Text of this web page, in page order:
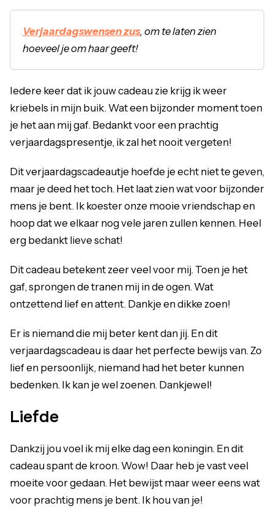
Verjaardagswensen zus, om te laten zien
hoeveel je om haar geeft!
Iedere keer dat ik jouw cadeau zie krijg ik weer
kriebels in mijn buik. Wat een bijzonder moment toen
je het aan mij gaf. Bedankt voor een prachtig
verjaardagspresentje, ik zal het nooit vergeten!
Dit verjaardagscadeautje hoefde je echt niet te geven,
maar je deed het toch. Het laat zien wat voor bijzonder
mens je bent. Ik koester onze mooie vriendschap en
hoop dat we elkaar nog vele jaren zullen kennen. Heel
erg bedankt lieve schat!
Dit cadeau betekent zeer veel voor mij. Toen je het
gaf, sprongen de tranen mij in de ogen. Wat
ontzettend lief en attent. Dankje en dikke zoen!
Er is niemand die mij beter kent dan jij. En dit
verjaardagscadeau is daar het perfecte bewijs van. Zo
lief en persoonlijk, niemand had het beter kunnen
bedenken. Ik kan je wel zoenen. Dankjewel!
Liefde
Dankzij jou voel ik mij elke dag een koningin. En dit
cadeau spant de kroon. Wow! Daar heb je vast veel
moeite voor gedaan. Het bewijst maar weer eens wat
voor prachtig mens je bent. Ik hou van je!